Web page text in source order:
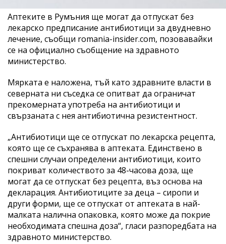
Аптеките в Румъния ще могат да отпускат без
лекарско предписание антибиотици за двудневно
лечение, съобщи romania-insider.com, позовавайки
се на официално съобщение на здравното
министерство.
Мярката е наложена, тъй като здравните власти в
северната ни съседка се опитват да ограничат
прекомерната употреба на антибиотици и
свързаната с нея антибиотична резистентност.
„Антибиотици ще се отпускат по лекарска рецепта,
която ще се съхранява в аптеката. Единствено в
спешни случаи определени антибиотици, които
покриват количеството за 48-часова доза, ще
могат да се отпускат без рецепта, въз основа на
декларация. Антибиотиците за деца – сиропи и
други форми, ще се отпускат от аптеката в най-
малката налична опаковка, която може да покрие
необходимата спешна доза“, гласи разпоредбата на
здравното министерство.